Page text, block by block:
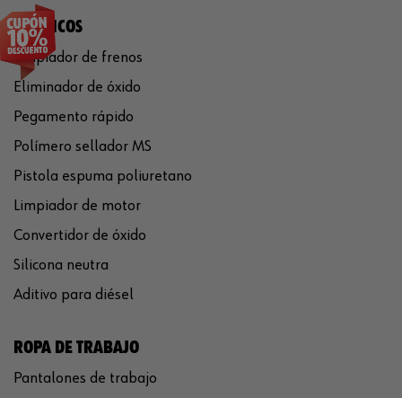
QUÍMICOS
Limpiador de frenos
Eliminador de óxido
Pegamento rápido
Polímero sellador MS
Pistola espuma poliuretano
Limpiador de motor
Convertidor de óxido
Silicona neutra
Aditivo para diésel
ROPA DE TRABAJO
Pantalones de trabajo